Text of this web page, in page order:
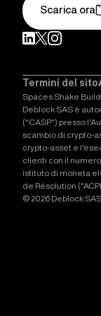
Scarica ora
Termini del sito
Spaces Shake
Deblock SAS è
("CASP") presso
scambio di crypto-
crypto-asset e
clienti con il
istituto di moneta
de Résolution
© 2026 Deblock SAS